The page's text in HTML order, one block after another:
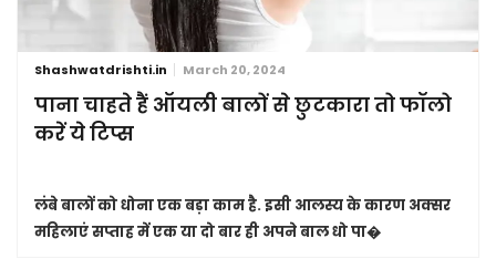
Shashwatdrishti.in March 20, 2024
पाना चाहते हैं ऑयली बालों से छुटकारा तो फॉलो
करें ये टिप्स
लंबे बालों को धोना एक बड़ा काम है. इसी आलस्य के कारण अक्सर
महिलाएं सप्ताह में एक या दो बार ही अपने बाल धो पा�